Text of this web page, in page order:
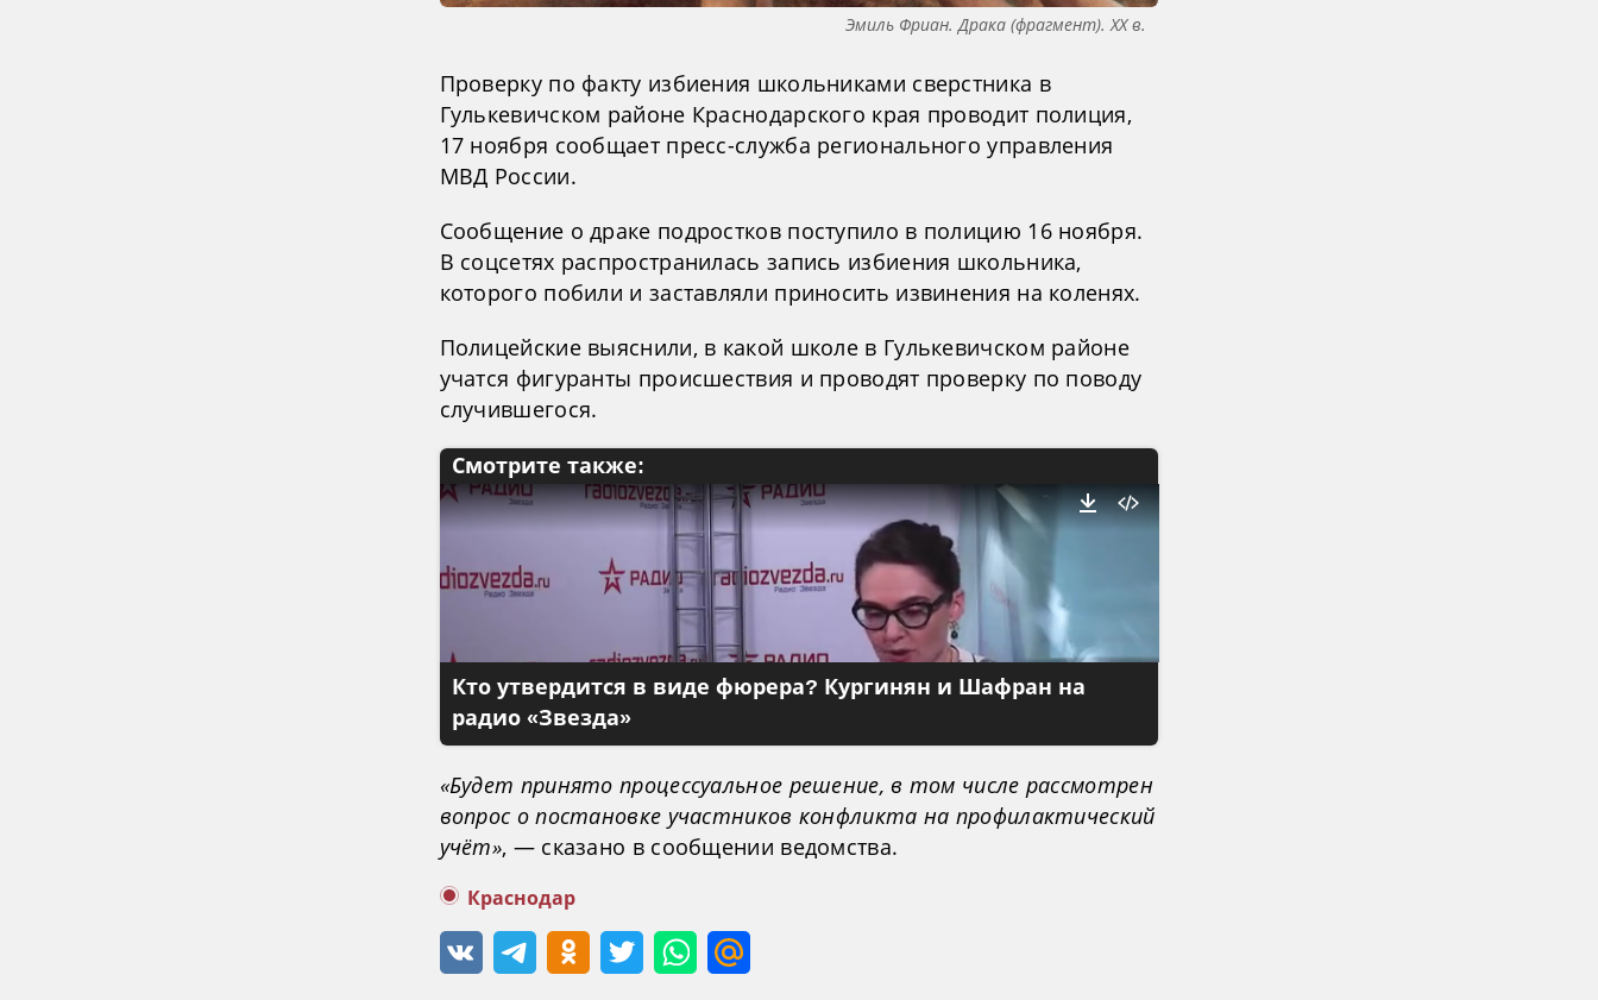
Эмиль Фриан. Драка (фрагмент). XX в.
Проверку по факту избиения школьниками сверстника в
Гулькевичском районе Краснодарского края проводит полиция,
17 ноября сообщает пресс-служба регионального управления
МВД России.
Сообщение о драке подростков поступило в полицию 16 ноября.
В соцсетях распространилась запись избиения школьника,
которого побили и заставляли приносить извинения на коленях.
Полицейские выяснили, в какой школе в Гулькевичском районе
учатся фигуранты происшествия и проводят проверку по поводу
случившегося.
Смотрите также:
Кто утвердится в виде фюрера? Кургинян и Шафран на
радио «Звезда»
«Будет принято процессуальное решение, в том числе рассмотрен
вопрос о постановке участников конфликта на профилактический
учёт», — сказано в сообщении ведомства.
Краснодар